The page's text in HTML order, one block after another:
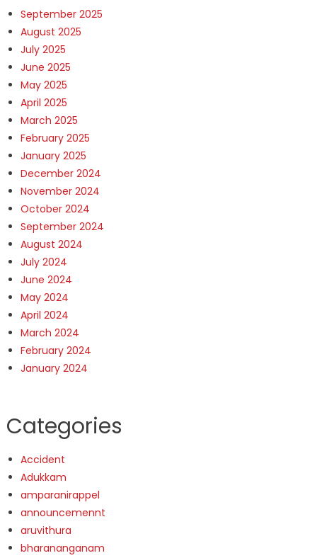
September 2025
August 2025
July 2025
June 2025
May 2025
April 2025
March 2025
February 2025
January 2025
December 2024
November 2024
October 2024
September 2024
August 2024
July 2024
June 2024
May 2024
April 2024
March 2024
February 2024
January 2024
Categories
Accident
Adukkam
amparanirappel
announcemennt
aruvithura
bharananganam